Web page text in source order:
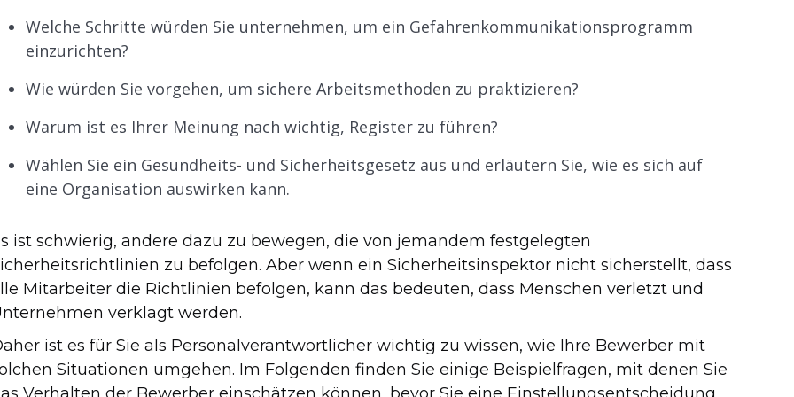
Welche Schritte würden Sie unternehmen, um ein Gefahrenkommunikationsprogramm
einzurichten?
Wie würden Sie vorgehen, um sichere Arbeitsmethoden zu praktizieren?
Warum ist es Ihrer Meinung nach wichtig, Register zu führen?
Wählen Sie ein Gesundheits- und Sicherheitsgesetz aus und erläutern Sie, wie es sich auf
eine Organisation auswirken kann.
ist schwierig, andere dazu zu bewegen, die von jemandem festgelegten
zu befolgen. Aber wenn ein Sicherheitsinspektor nicht sicherstellt, dass
Mitarbeiter die Richtlinien befolgen, kann das bedeuten, dass Menschen verletzt und
verklagt werden.
ist es für Sie als Personalverantwortlicher wichtig zu wissen, wie Ihre Bewerber mit
Situationen umgehen. Im Folgenden finden Sie einige Beispielfragen, mit denen Sie